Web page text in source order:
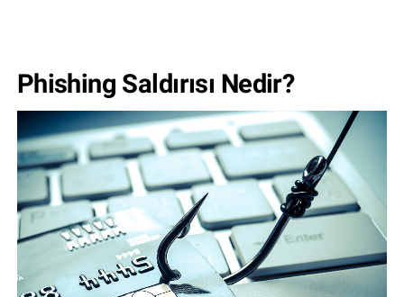
Phishing Saldırısı Nedir?